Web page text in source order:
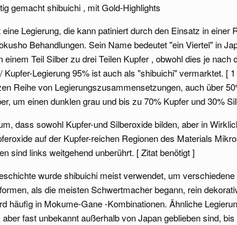
gemacht shibuichi , mit Gold-Highlights
Legierung, die kann patiniert durch den Einsatz in einer
Behandlungen. Sein Name bedeutet "ein Viertel" in
einem Teil Silber zu drei Teilen Kupfer , obwohl dies je nach
Kupfer-Legierung 95% ist auch als "shibuichi" vermarktet. [
Reihe von Legierungszusammensetzungen, auch über
um einen dunklen grau und bis zu 70% Kupfer und 30%
dass sowohl Kupfer-und Silberoxide bilden, aber in
auf der Kupfer-reichen Regionen des Materials
sind links weitgehend unberührt. [ Zitat benötigt ]
wurde shibuichi meist verwendet, um
als die meisten Schwertmacher begann, rein
häufig in Mokume-Gane -Kombinationen. Ähnliche
fast unbekannt außerhalb von Japan geblieben sind,